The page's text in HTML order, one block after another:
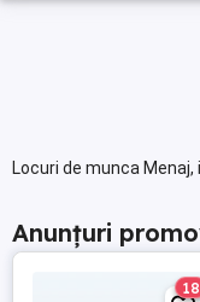
Locuri de munca
Anunțuri
18